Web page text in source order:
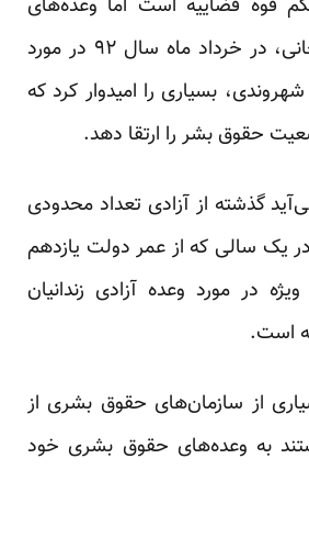
قوه قضاییه است اما وعده‌های
انتخاباتی حسن روحانی، در خرداد ماه سال ۹۲ در مورد
بسیاری را امیدوار کرد که
حقوق بشر را ارتقا دهد.
گذشته از آزادی تعداد محدودی
در یک سالی که از عمر دولت یازدهم
در مورد وعده آزادی زندانیان
است.
از سازمان‌های حقوق بشری از
به وعده‌های حقوق بشری خود